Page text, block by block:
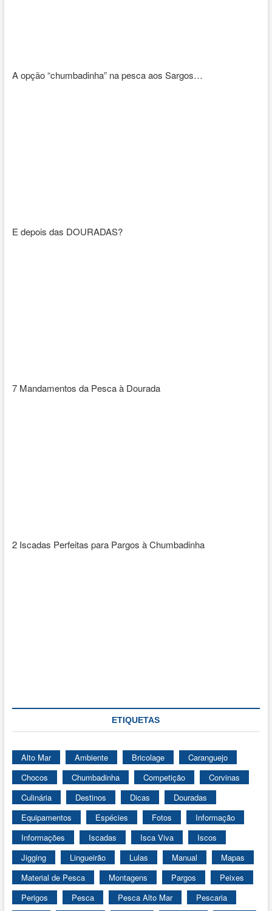
A opção “chumbadinha” na pesca aos Sargos…
E depois das DOURADAS?
7 Mandamentos da Pesca à Dourada
2 Iscadas Perfeitas para Pargos à Chumbadinha
ETIQUETAS
Alto Mar Ambiente Bricolage
Caranguejo
Chocos
Chumbadinha Competição
Corvinas
Culinária
Destinos Dicas
Douradas
Equipamentos
Espécies Fotos
Informação
Informações
Iscadas Isca Viva
Iscos
Jigging
Lingueirão Lulas Manual
Mapas
Material de Pesca
Montagens Pargos
Peixes
Perigos
Pesca Pesca Alto Mar
Pescaria